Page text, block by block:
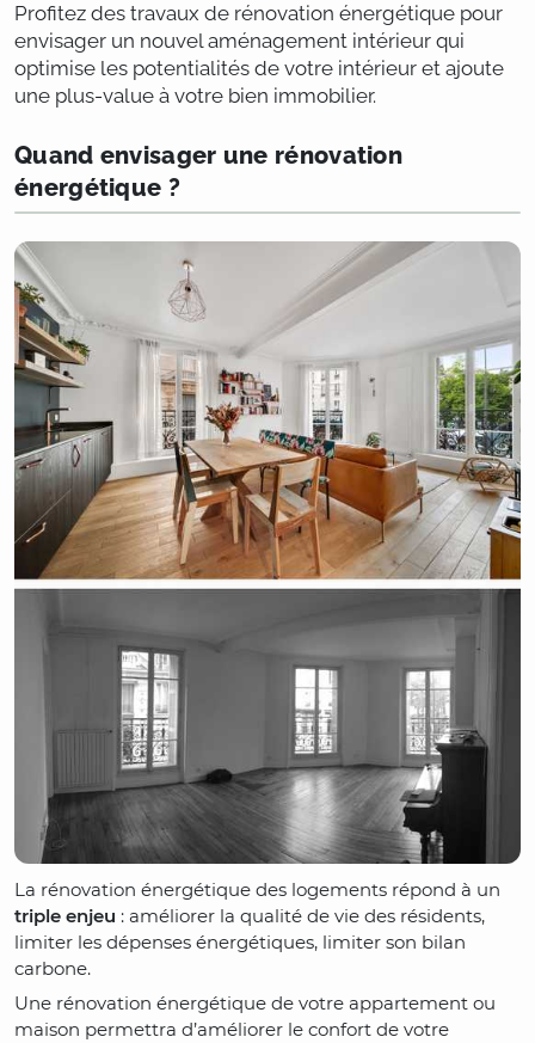
Profitez des travaux de rénovation énergétique pour
envisager un nouvel aménagement intérieur qui
optimise les potentialités de votre intérieur et ajoute
une plus-value à votre bien immobilier.
Quand envisager une rénovation
énergétique ?
La rénovation énergétique des logements répond à un
triple enjeu : améliorer la qualité de vie des résidents,
limiter les dépenses énergétiques, limiter son bilan
carbone.
Une rénovation énergétique de votre appartement ou
maison permettra d’améliorer le confort de votre